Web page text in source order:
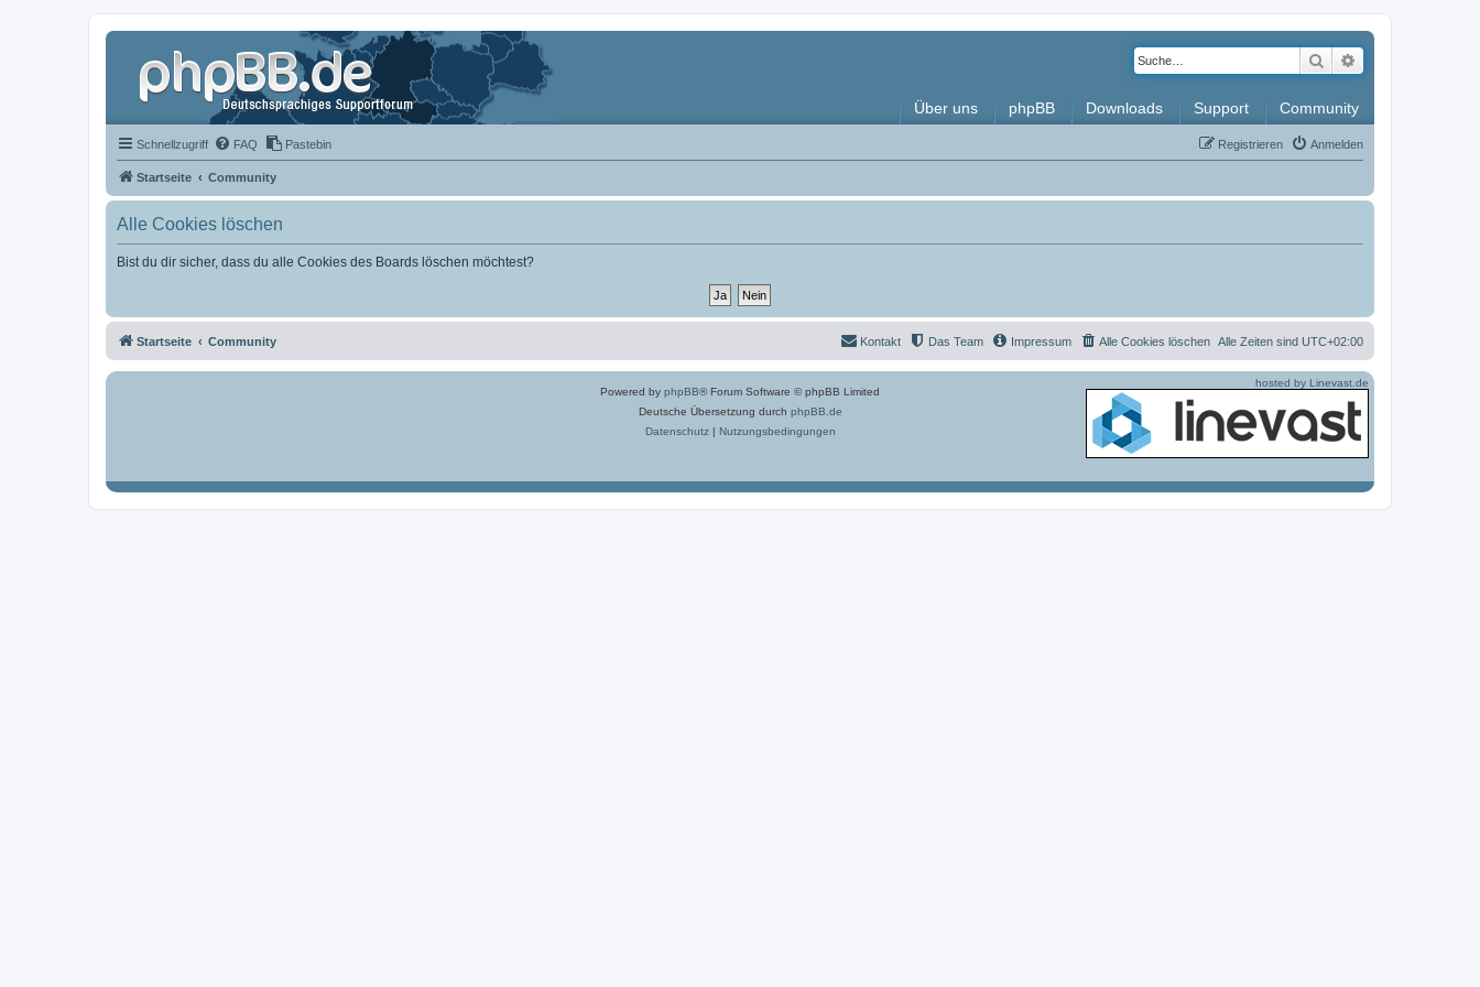
Suche
Über uns phpBB Downloads Support Community
Schnellzugriff FAQ Pastebin Anmelden
Registrieren
Startseite Community
Alle Cookies löschen
Bist du dir sicher, dass du alle Cookies des Boards löschen möchtest?
Startseite Community Alle Zeiten sind UTC+02:00
Alle Cookies löschen
Impressum
Das Team
Kontakt
Powered by phpBB® Forum Software © phpBB Limited
Deutsche Übersetzung durch phpBB.de
Datenschutz| Nutzungsbedingungen
hosted by Linevast.de